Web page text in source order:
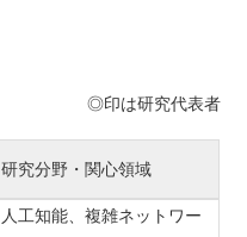
◎印は研究代表者
研究分野・関心領域
人工知能、複雑ネットワー